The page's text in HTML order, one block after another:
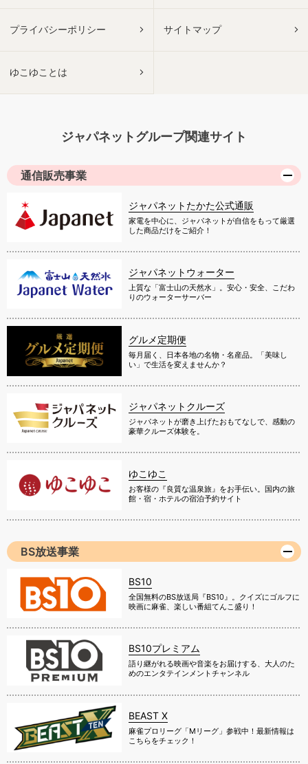
プライバシーポリシー サイトマップ
ゆこゆことは
ジャパネットグループ関連サイト
通信販売事業
ジャパネットたかた公式通販
家電を中心に、ジャパネットが自信をもって厳選
した商品だけをご紹介！
ジャパネットウォーター
上質な「富士山の天然水」。安心・安全、こだわ
りのウォーターサーバー
グルメ定期便
毎月届く、日本各地の名物・名産品。「美味し
い」で生活を変えませんか？
ジャパネットクルーズ
ジャパネットが磨き上げたおもてなしで、感動の
豪華クルーズ体験を。
ゆこゆこ
お客様の『良質な温泉旅』をお手伝い。国内の旅
館・宿・ホテルの宿泊予約サイト
BS放送事業
BS10
全国無料のBS放送局『BS10』。クイズにゴルフに
映画に麻雀、楽しい番組てんこ盛り！
BS10プレミアム
語り継がれる映画や音楽をお届けする、大人のた
めのエンタテインメントチャンネル
BEAST X
麻雀プロリーグ「Mリーグ」参戦中！最新情報は
こちらをチェック！